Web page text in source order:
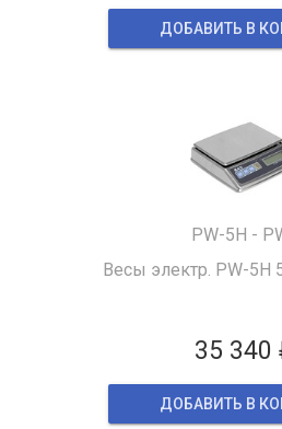
ДОБАВИТЬ В
PW-5H -
Весы электр. PW-5H
35 340
ДОБАВИТЬ В